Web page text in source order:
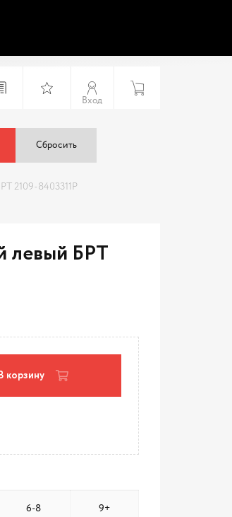
Вход
Сбросить
2109-8403311Р
левый БРТ
корзину
6-8 9+